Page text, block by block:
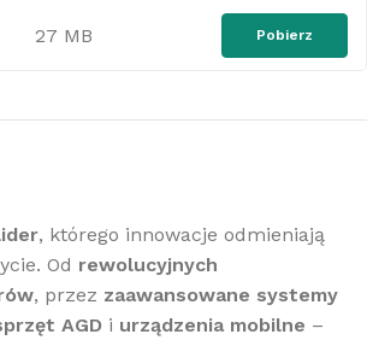
27 MB Pobierz
, którego innowacje odmieniają
Od rewolucyjnych
, przez zaawansowane systemy
AGD i urządzenia mobilne –